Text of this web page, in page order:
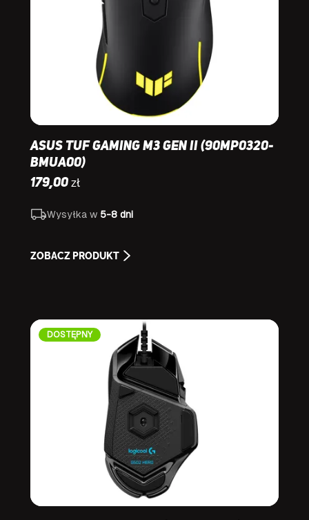
Asus TUF Gaming M3 Gen II (90MP0320-
BMUA00)
179,00 zł
Wysyłka w 5-8 dni
ZOBACZ PRODUKT
DOSTĘPNY